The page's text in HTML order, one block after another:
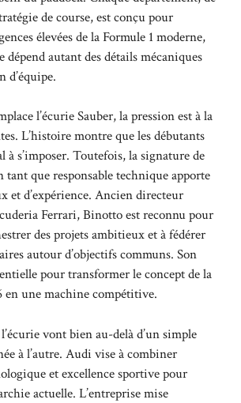
de course, est conçu pour
élevées de la Formule 1 moderne,
dépend autant des détails mécaniques
d’équipe.
l’écurie Sauber, la pression est à la
L’histoire montre que les débutants
à s’imposer. Toutefois, la signature de
que responsable technique apporte
et d’expérience. Ancien directeur
Ferrari, Binotto est reconnu pour
des projets ambitieux et à fédérer
autour d’objectifs communs. Son
pour transformer le concept de la
une machine compétitive.
vont bien au-delà d’un simple
à l’autre. Audi vise à combiner
et excellence sportive pour
actuelle. L’entreprise mise